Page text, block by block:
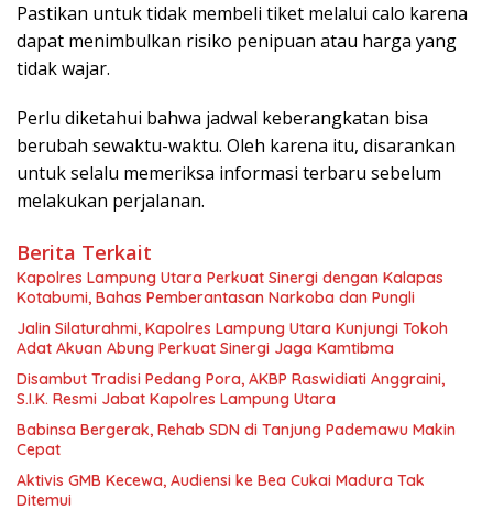
Pastikan untuk tidak membeli tiket melalui calo karena
dapat menimbulkan risiko penipuan atau harga yang
tidak wajar.
Perlu diketahui bahwa jadwal keberangkatan bisa
berubah sewaktu-waktu. Oleh karena itu, disarankan
untuk selalu memeriksa informasi terbaru sebelum
melakukan perjalanan.
Berita Terkait
Kapolres Lampung Utara Perkuat Sinergi dengan Kalapas
Kotabumi, Bahas Pemberantasan Narkoba dan Pungli
Jalin Silaturahmi, Kapolres Lampung Utara Kunjungi Tokoh
Adat Akuan Abung Perkuat Sinergi Jaga Kamtibma
Disambut Tradisi Pedang Pora, AKBP Raswidiati Anggraini,
S.I.K. Resmi Jabat Kapolres Lampung Utara
Babinsa Bergerak, Rehab SDN di Tanjung Pademawu Makin
Cepat
Aktivis GMB Kecewa, Audiensi ke Bea Cukai Madura Tak
Ditemui